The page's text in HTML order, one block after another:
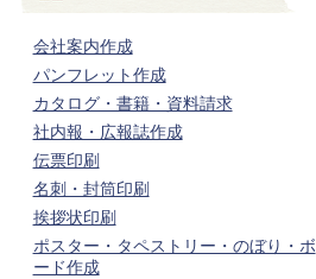
会社案内作成
パンフレット作成
カタログ・書籍・資料請求
社内報・広報誌作成
伝票印刷
名刺・封筒印刷
挨拶状印刷
ポスター・タペストリー・のぼり・ボ
ード作成